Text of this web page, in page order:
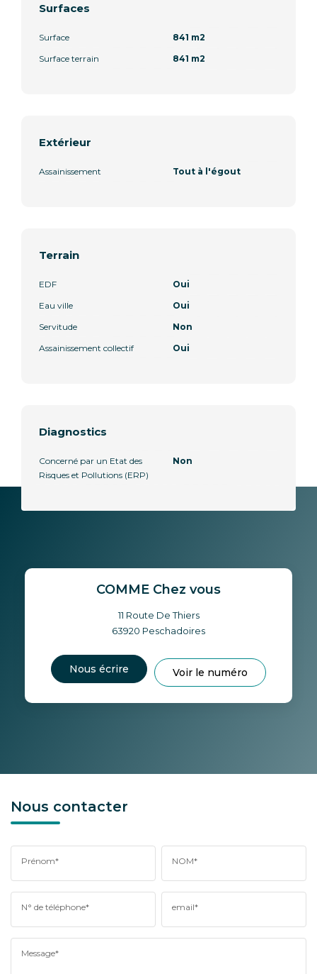
Surfaces
Surface
841 m2
Surface terrain
841 m2
Extérieur
Assainissement Tout à l'égout
Terrain
EDF
Oui
Eau ville
Oui
Servitude
Non
Assainissement collectif
Oui
Diagnostics
Concerné par un Etat des
Risques et Pollutions (ERP)
Non
COMME Chez vous
11 Route De Thiers
63920 Peschadoires
Nous écrire Voir le numéro
Nous contacter
Prénom* NOM*
N° de téléphone* email*
Message*